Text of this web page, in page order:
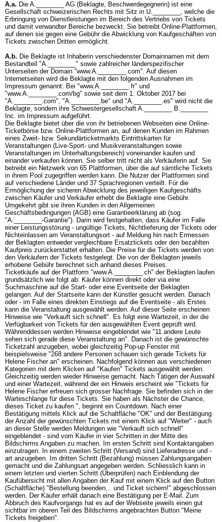
A.a. Die A.________ AG (Beklagte, Beschwerdegegnerin) ist eine
Gesellschaft schweizerischen Rechts mit Sitz in U.________, welche die
Erbringung von Dienstleistungen im Bereich des Vertriebs von Tickets
und damit verwandter Bereiche bezweckt. Sie betreibt Online-Plattformen,
auf denen sie gegen eine Gebühr die Abwicklung von Kaufgeschäften von
Tickets zwischen Dritten ermöglicht.
A.b. Die Beklagte ist Inhaberin verschiedenster Domainnamen mit dem
Bestandteil "A.________" sowie zahlreicher länderspezifischer
Unterseiten der Domain "www.A.________.com". Auf diesen
Internetseiten wird die Beklagte mit den folgenden Ausnahmen im
Impressum genannt: Bei "www.A.________.fr" und
"www.A.________.com/bg" sowie seit dem 1. Oktober 2017 bei
"A.________.com", "A.________.be" und "A.________.es" wird nicht die
Beklagte, sondern ihre Schwestergesellschaft A.________ B.________
Inc. im Impressum aufgeführt.
Die Beklagte bietet über die von ihr betriebenen Webseiten eine Online-
Ticketbörse bzw. Online-Plattformen an, auf denen Kunden im Rahmen
eines Zweit- bzw. Sekundärticketmarkts Eintrittskarten für
Veranstaltungen (Live-Sport- und Musikveranstaltungen sowie
Veranstaltungen im Unterhaltungsbereich) voneinander kaufen und
einander verkaufen können. Sie selber tritt nicht als Verkäuferin auf. Sie
betreibt ein Netzwerk von 65 Plattformen, über die auf sämtliche Tickets
in ihrem Pool zugegriffen werden kann. Die Nutzer der Plattformen sind
auf verschiedene Länder und 37 Sprachregionen verteilt. Für die
Ermöglichung der sicheren Abwicklung des jeweiligen Kaufgeschäfts
zwischen Käufer und Verkäufer erhebt die Beklagte eine Gebühr.
Umgekehrt gibt sie ihren Kunden in den Allgemeinen
Geschäftsbedingungen (AGB) eine Garantieerklärung ab (sog.
"A.________-Garantie"). Darin wird festgehalten, dass Käufer im Falle
einer Leistungsstörung - ungültige Tickets, Nichtlieferung der Tickets oder
Nichteinlassen am Veranstaltungsort - auf Meldung hin nach Ermessen
der Beklagten entweder vergleichbare Ersatztickets oder den bezahlten
Kaufpreis zurückerstattet erhalten. Die Preise für die Tickets werden von
den Verkäufern der Tickets festgelegt. Die von der Beklagten jeweils
erhobene Gebühr berechnet sich anhand dieses Preises.
Ticketkäufe auf der Plattform "www.A.________.ch" der Beklagten laufen
grundsätzlich wie folgt ab: Käufer können direkt oder via eine
Suchmaschine auf die Start- oder eine Eventseite der Beklagten
gelangen. Auf der Startseite kann der Künstler gesucht werden. Danach
oder - im Falle eines direkten Einstiegs auf die Eventseite - als Erstes
kann die Veranstaltung ausgewählt werden. Auf dieser Seite erscheinen
Hinweise wie "Verkauft sich schnell". Es folgt eine Wartezeit, in der die
Verfügbarkeit von Tickets für den ausgewählten Event geprüft wird.
Währenddessen werden Hinweise eingeblendet wie "11 andere Leute
sehen sich gerade diese Veranstaltung an". Danach ist die gewünschte
Ticketzahl anzugeben, wobei gleichzeitig Pop-up Fenster mit
beispielsweise "268 andere Personen schauen sich gerade Tickets für
Helene Fischer an" erscheinen. Nachfolgend können aus verschiedenen
Kategorien mit dem Klicken auf "Kaufen" Tickets ausgewählt werden.
Gleichzeitig werden wieder Hinweise gemacht. Nach Tätigen der Auswahl
und einer Wartezeit, während der ein Hinweis erscheint wie "Tickets für
Helene Fischer erfreuen sich grosser Nachfrage. Sie befinden sich in der
Warteschlange für diese Tickets. Sie haben als Nächster die Chance,
dieses Ticket zu kaufen.", beginnt ein Countdown. Nach einer
Bestätigung mittels Klick auf die Schaltfläche "OK" und der Bestätigung
der Anzahl der gewünschten Tickets mit einem Klick auf "Weiter" - auch
an dieser Stelle werden Meldungen wie "Verkauft sich schnell"
eingeblendet - sind vom Käufer in vier Schritten in der Mitte des
Bildschirms Angaben zu machen. Im ersten Schritt sind Kontaktangaben
einzutragen. In einem zweiten Schritt (Versand) sind Lieferadresse und -
art anzugeben. Im dritten Schritt (Bezahlung) müssen Zahlungsangaben
gemacht und die Zahlungsart angegeben werden. Schliesslich kann in
einem letzten und vierten Schritt (Überprüfen) nach Einblendung der
Kaufübersicht mit allen Angaben der Kauf mit einem Klick auf den Button
(Schaltfläche) "Bestellung beenden... und Ticket sichern!" abgeschlossen
werden. Der Käufer erhält danach eine Bestätigung per E-Mail. Zum
Abbruch des Kaufvorgangs hat es auf der Webseite jeweils einen gut
sichtbar im oberen Teil des Bildschirms angebrachten Button "Meine
Tickets freigeben".